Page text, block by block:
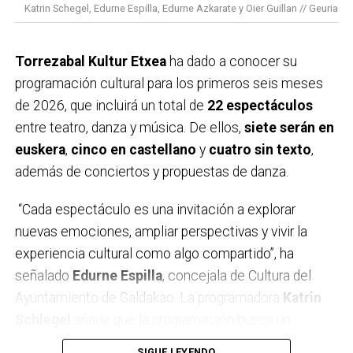
de más de 320 clubes y equipos y más de 100.000
En el deporte la cinta negra simboliza el luto, así que
desde la Asociación queremos sustituir el negro por
el color verde, símbolo de la esperanza y la
supervivencia. Además, el deporte transmite valores
como el esfuerzo, el trabajo en equipo o la
superación, por lo que es un gran altavoz para recordar
que detrás de cada brazalete hay una persona, una
historia, una familia. Con esta iniciativa se da voz a las
personas con cáncer, pero también a quienes las
cuidan, reivindicando una atención más humana.
Katrin Schegel, Edurne Espilla, Edurne Azkarate y Oier Guillan // Geuria
Torrezabal Kultur Etxeaha dado a conocer su
programación cultural para los primeros seis meses
de 2026, que incluirá un total de 22 espectáculos
entre teatro, danza y música. De ellos, siete serán en
euskera, cinco en castellano y cuatro sin texto,
además de conciertos y propuestas de danza.
“Cada espectáculo es una invitación a explorar
nuevas emociones, ampliar perspectivas y vivir la
experiencia cultural como algo compartido”, ha
señalado Edurne Espilla, concejala de Cultura del
Ayuntamiento de Galdakao. La programadora Katrin
equilibrio entretradición y renovación, combinando